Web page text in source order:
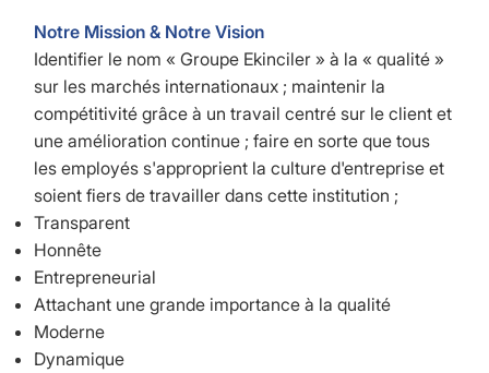
Notre Mission & Notre Vision
Identifier le nom « Groupe Ekinciler » à la « qualité »
sur les marchés internationaux ; maintenir la
compétitivité grâce à un travail centré sur le client et
une amélioration continue ; faire en sorte que tous
les employés s'approprient la culture d'entreprise et
soient fiers de travailler dans cette institution ;
Transparent
Honnête
Entrepreneurial
Attachant une grande importance à la qualité
Moderne
Dynamique